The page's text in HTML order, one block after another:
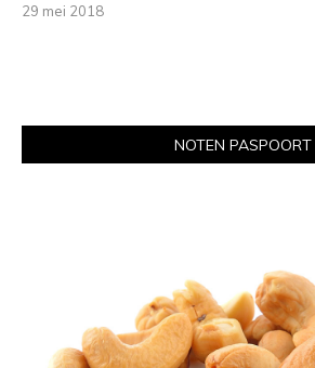
29 mei 2018
NOTEN PASPOORT